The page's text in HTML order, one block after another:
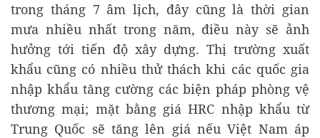
trong tháng 7 âm lịch, đây cũng là thời gian
mưa nhiều nhất trong năm, điều này sẽ ảnh
hưởng tới tiến độ xây dựng. Thị trường xuất
khẩu cũng có nhiều thử thách khi các quốc gia
nhập khẩu tăng cường các biện pháp phòng vệ
thương mại; mặt bằng giá HRC nhập khẩu từ
Trung Quốc sẽ tăng lên giá nếu Việt Nam áp